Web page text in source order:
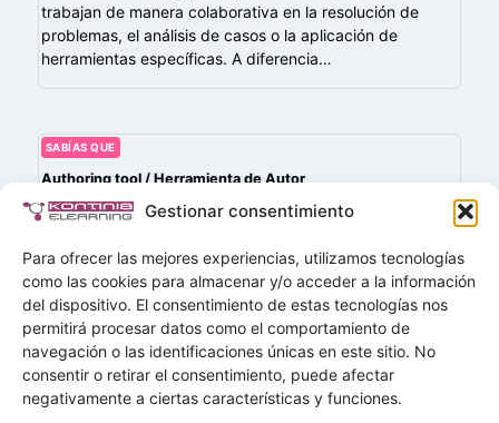
Gestionar consentimiento
Para ofrecer las mejores experiencias, utilizamos tecnologías
como las cookies para almacenar y/o acceder a la información
del dispositivo. El consentimiento de estas tecnologías nos
permitirá procesar datos como el comportamiento de
navegación o las identificaciones únicas en este sitio. No
consentir o retirar el consentimiento, puede afectar
negativamente a ciertas características y funciones.
trabajan de manera colaborativa en la resolución de
problemas, el análisis de casos o la aplicación de
herramientas específicas. A diferencia…
SABÍAS QUE
Authoring tool / Herramienta de Autor
Son programas a instalar o plataformas en línea que
especialmente utilizados en el ámbito del e-learning. Con
estas herramientas se pueden desarrollar cursos online,
presentaciones,…
Buscar
Buscar